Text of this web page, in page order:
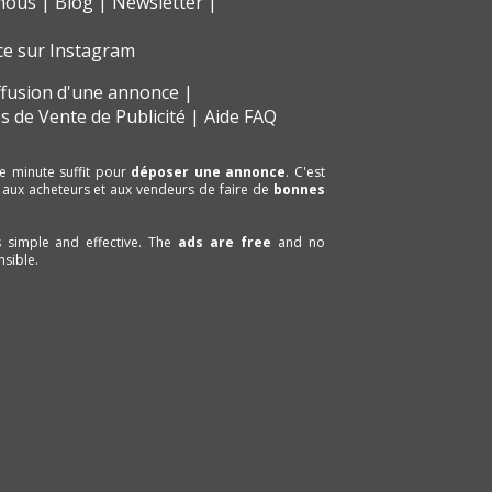
sur Instagram
d'une annonce
de Vente de Publicité Aide FAQ
minute suffit pour déposer une annonce. C'est
acheteurs et aux vendeurs de faire de bonnes
and effective. The ads are free and no